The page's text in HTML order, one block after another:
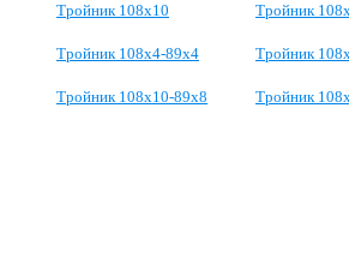
Тройник 108х10 Тройник
Тройник 108х4-89х4 Тройник
Тройник 108х10-89х8 Тройник